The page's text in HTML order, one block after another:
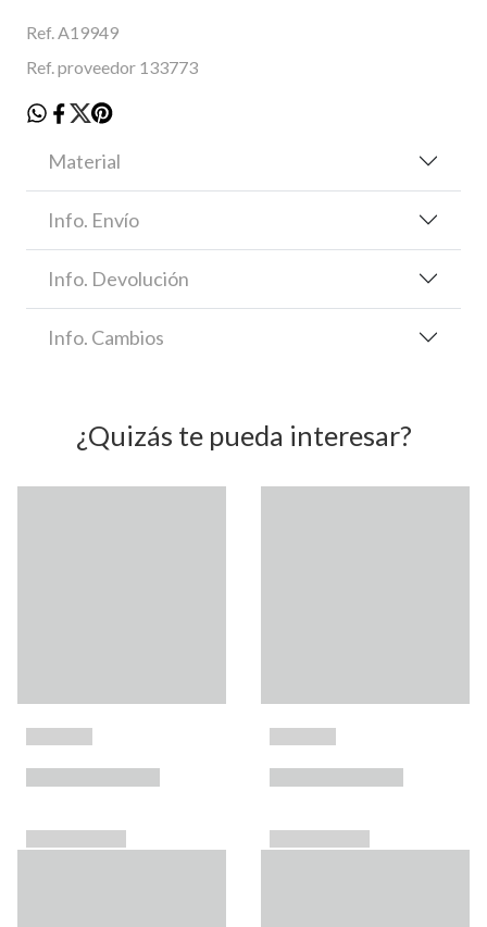
Ref. A19949
Ref. proveedor 133773
Material
Info. Envío
Info. Devolución
Info. Cambios
¿Quizás te pueda interesar?